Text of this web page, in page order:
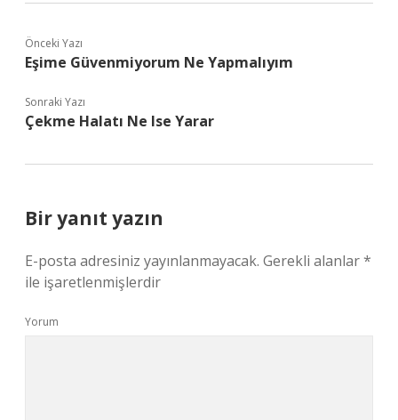
Önceki Yazı
Eşime Güvenmiyorum Ne Yapmalıyım
Sonraki Yazı
Çekme Halatı Ne Ise Yarar
Bir yanıt yazın
E-posta adresiniz yayınlanmayacak. Gerekli alanlar*
ile işaretlenmişlerdir
Yorum